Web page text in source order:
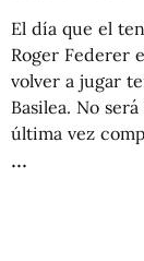
El día que el
Roger Federer
volver a jugar
Basilea. No
última vez